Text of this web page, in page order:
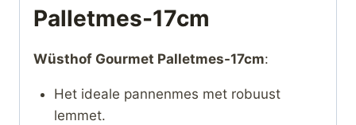
Palletmes-17cm
Wüsthof Gourmet Palletmes-17cm:
Het ideale pannenmes met robuust
lemmet.